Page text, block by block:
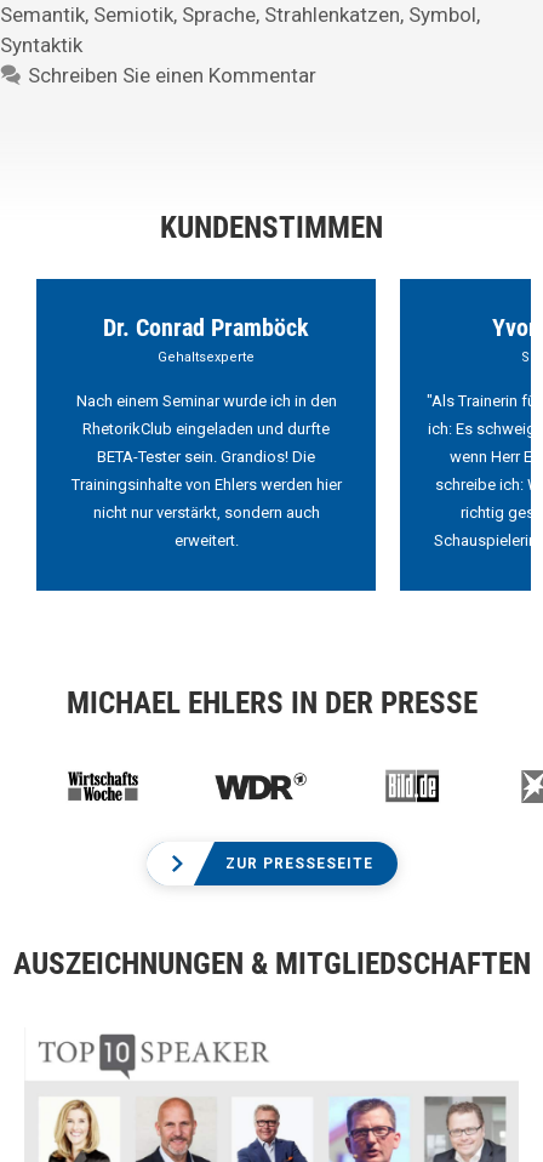
Semantik, Semiotik, Sprache, Strahlenkatzen, Symbol,
Syntaktik
Schreiben Sie einen Kommentar
KUNDENSTIMMEN
Dr. Conrad Pramböck
Gehaltsexperte
Nach einem Seminar wurde ich in den
RhetorikClub eingeladen und durfte
BETA-Tester sein. Grandios! Die
Trainingsinhalte von Ehlers werden hier
nicht nur verstärkt, sondern auch
erweitert.
"Als Trainerin
ich: Es
wenn Herr
schreibe ich:
richtig
Schauspielerin
MICHAEL EHLERS IN DER PRESSE
ZUR PRESSESEITE
AUSZEICHNUNGEN & MITGLIEDSCHAFTEN